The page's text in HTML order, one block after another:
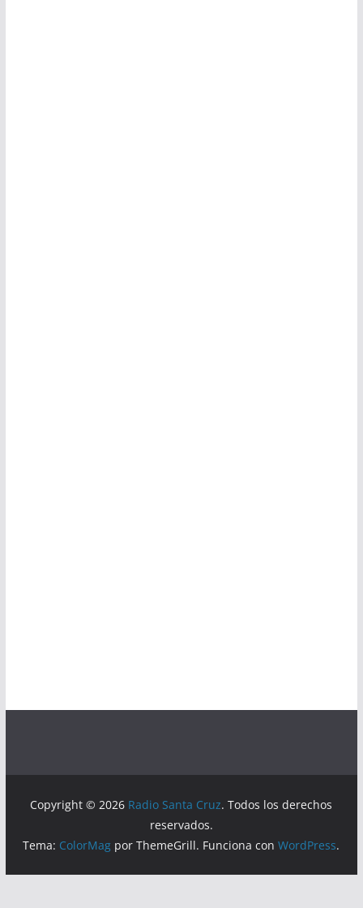
Copyright © 2026 Radio Santa Cruz. Todos los derechos
reservados.
Tema: ColorMag por ThemeGrill. Funciona conWordPress.